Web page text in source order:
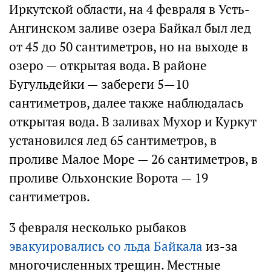
Иркутской области, на 4 февраля в Усть-
Ангинском заливе озера Байкал был лед
от 45 до 50 сантиметров, но на выходе в
озеро — открытая вода. В районе
Бугульдейки — забереги 5—10
сантиметров, далее также наблюдалась
открытая вода. В заливах Мухор и Куркут
установился лед 65 сантиметров, в
проливе Малое Море — 26 сантиметров, в
проливе Ольхонские Ворота — 19
сантиметров.
3 февраля несколько рыбаков
эвакуировались со льда Байкала из-за
многочисленных трещин. Местные